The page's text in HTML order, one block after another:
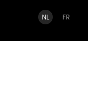
NL FR